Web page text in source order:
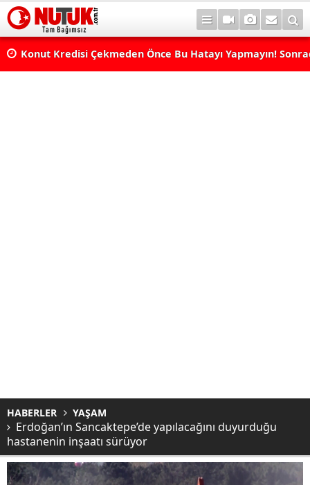
Konut Kredisi Çekmeden Önce Bu Hatayı Yapmayın!
HABERLER YAŞAM
Erdoğan’ın Sancaktepe’de yapılacağını duyurduğu
hastanenin inşaatı sürüyor